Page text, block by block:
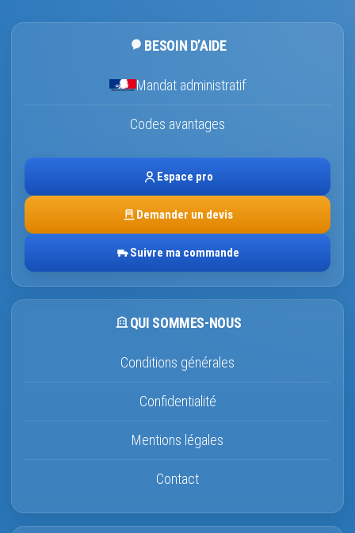
BESOIN D’AIDE
Mandat administratif
Codes avantages
Espace pro
Demander un devis
Suivre ma commande
QUI SOMMES-NOUS
Conditions générales
Confidentialité
Mentions légales
Contact